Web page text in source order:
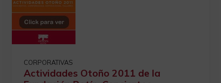
CORPORATIVAS
Actividades Otoño 2011 de la